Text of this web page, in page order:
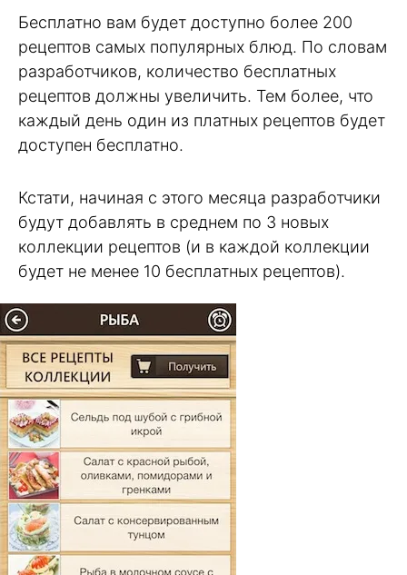
Бесплатно вам будет доступно более 200
рецептов самых популярных блюд. По словам
разработчиков, количество бесплатных
рецептов должны увеличить. Тем более, что
каждый день один из платных рецептов будет
доступен бесплатно.
Кстати, начиная с этого месяца разработчики
будут добавлять в среднем по 3 новых
коллекции рецептов (и в каждой коллекции
будет не менее 10 бесплатных рецептов).